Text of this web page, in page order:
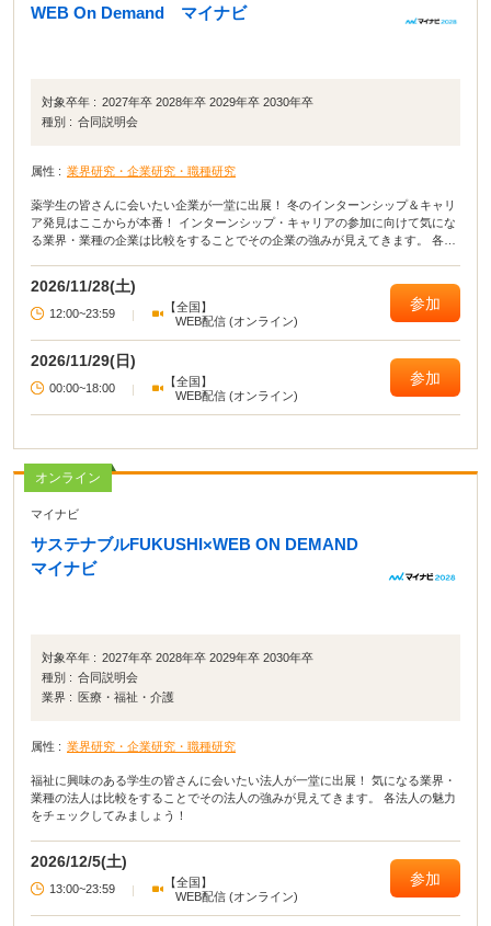
WEB On Demand マイナビ
対象卒年 : 2027年卒 2028年卒 2029年卒 2030年卒
種別 : 合同説明会
属性 : 業界研究・企業研究・職種研究
薬学生の皆さんに会いたい企業が一堂に出展！ 冬のインターンシップ＆キャリ
ア発見はここからが本番！ インターンシップ・キャリアの参加に向けて気にな
る業界・業種の企業は比較をすることでその企業の強みが見えてきます。 各社
2026/11/28(土)
12:00~23:59 |
【全国】
WEB配信 (オンライン)
参加
2026/11/29(日)
00:00~18:00 |
【全国】
WEB配信 (オンライン)
参加
オンライン
マイナビ
サステナブルFUKUSHI×WEB ON DEMAND
マイナビ
対象卒年 : 2027年卒 2028年卒 2029年卒 2030年卒
種別 : 合同説明会
業界 :
医療・福祉・介護
属性 : 業界研究・企業研究・職種研究
福祉に興味のある学生の皆さんに会いたい法人が一堂に出展！ 気になる業界・
業種の法人は比較をすることでその法人の強みが見えてきます。 各法人の魅力
をチェックしてみましょう！
2026/12/5(土)
13:00~23:59 |
【全国】
WEB配信 (オンライン)
参加